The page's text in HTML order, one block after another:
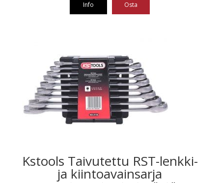
Info Osta
Kstools Taivutettu RST-lenkki-
ja kiintoavainsarja